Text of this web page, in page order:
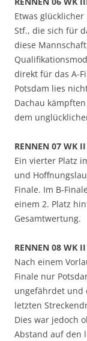
Etwas
Stf., die sich für
diese
direkt für das A-
Potsdam lies
Dachau
dem
RENNEN 07 WK
Ein vierter Platz
und
Finale. Im B-
einem 2. Platz
Gesamtwertung.
RENNEN 08 WK
Nach einem
Finale nur
ungefährdet und
letzten
Dies war jedoch
Abstand auf den